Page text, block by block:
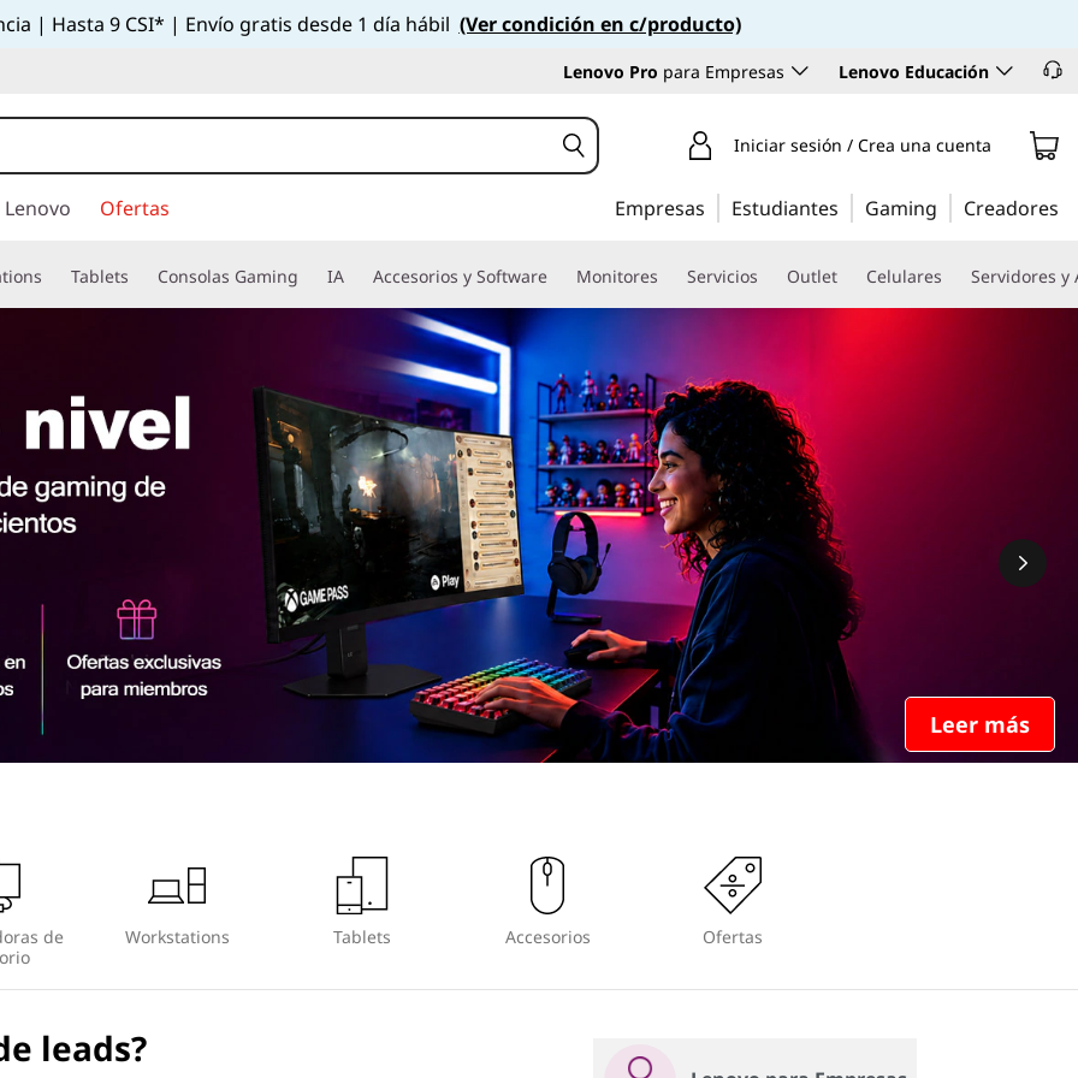
| Hasta 9 CSI* | Envío gratis desde 1 día hábil (Ver condición en c/producto)
Lenovo Pro para Empresas Lenovo Educación
Iniciar sesión / Crea una cuenta
Ofertas Empresas Estudiantes Gaming Creadores
Tablets Consolas Gaming IA Accesorios y Software Monitores Servicios Outlet Celulares Servidores y
Leer más
de
Workstations Tablets Accesorios Ofertas
leads?